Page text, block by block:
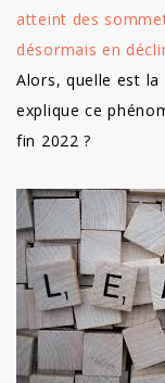
atteint des
désormais en
Alors, quelle est la
explique ce
fin 2022 ?